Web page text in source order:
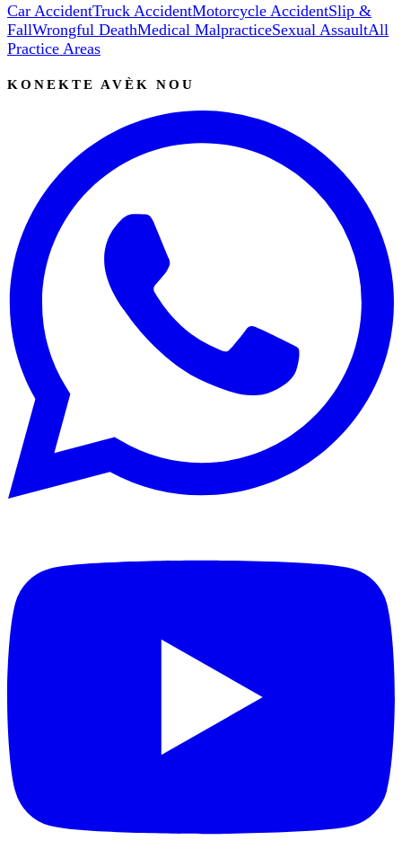
Car AccidentTruck AccidentMotorcycle AccidentSlip &
FallWrongful DeathMedical MalpracticeSexual AssaultAll
Practice Areas
KONEKTE AVÈK NOU